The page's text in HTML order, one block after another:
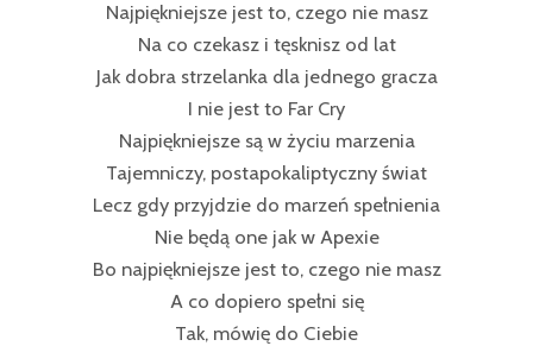
Najpiękniejsze jest to, czego nie masz
Na co czekasz i tęsknisz od lat
Jak dobra strzelanka dla jednego gracza
I nie jest to Far Cry
Najpiękniejsze są w życiu marzenia
Tajemniczy, postapokaliptyczny świat
Lecz gdy przyjdzie do marzeń spełnienia
Nie będą one jak w Apexie
Bo najpiękniejsze jest to, czego nie masz
A co dopiero spełni się
Tak, mówię do Ciebie